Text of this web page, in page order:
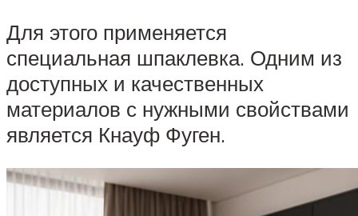
Для этого применяется
специальная шпаклевка. Одним из
доступных и качественных
материалов с нужными свойствами
является Кнауф Фуген.